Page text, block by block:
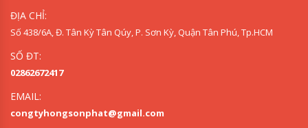
ĐỊA CHỈ:
Số 438/6A, Đ. Tân Kỳ Tân Qúy, P. Sơn Kỳ, Quận Tân Phú, Tp.HCM
SỐ ĐT:
02862672417
EMAIL:
congtyhongsonphat@gmail.com